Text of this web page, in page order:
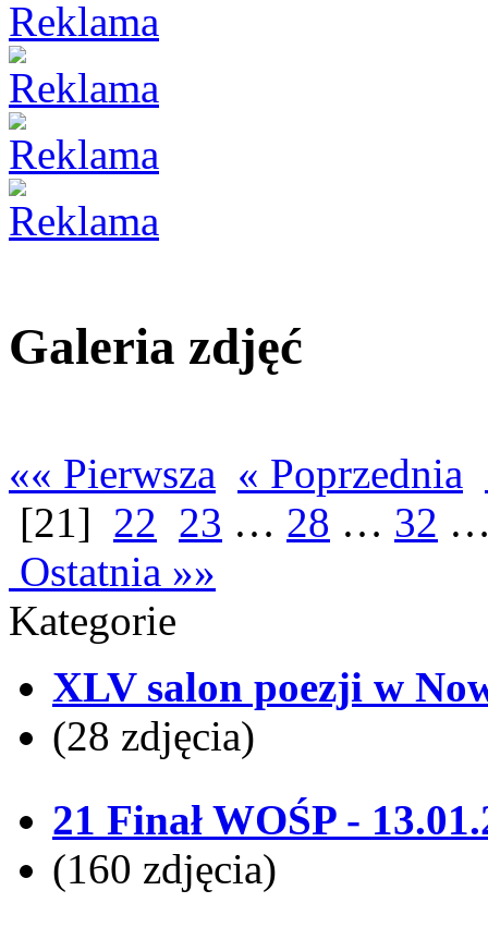
Galeria zdjęć
«« Pierwsza « Poprzednia
[21] 22 23 … 28 … 32
Ostatnia »»
Kategorie
XLV salon poezji w
(28 zdjęcia)
21 Finał WOŚP -
(160 zdjęcia)